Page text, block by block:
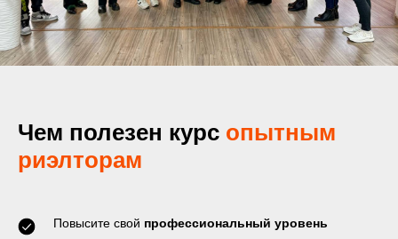
Чем полезен курс опытным
риэлторам
Повысите свой профессиональный уровень